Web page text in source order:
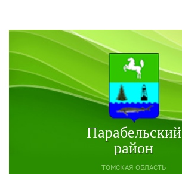
Парабельский
район
ТОМСКАЯ ОБЛАСТЬ